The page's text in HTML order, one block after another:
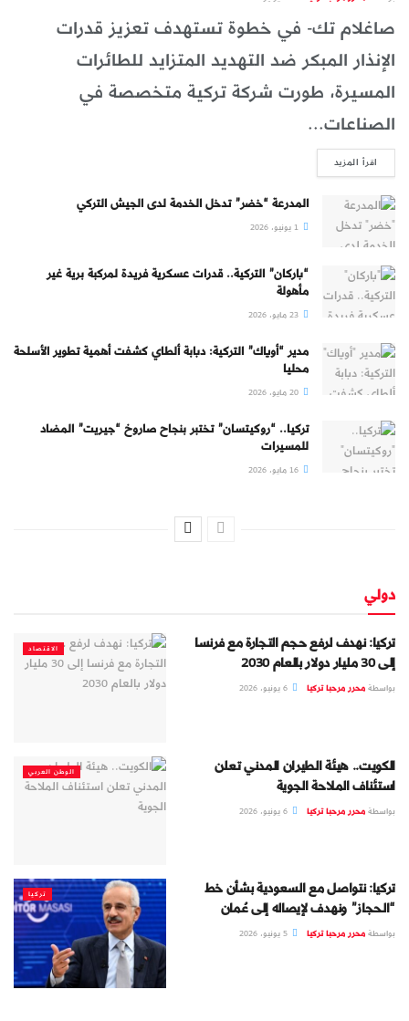
صاغلام تك- في خطوة تستهدف تعزيز قدرات
الإنذار المبكر ضد التهديد المتزايد للطائرات
المسيرة، طورت شركة تركية متخصصة في
الصناعات...
اقرأ المزيدDETAILS
المدرعة “خضر” تدخل الخدمة لدى الجيش التركي
“باركان” التركية.. قدرات عسكرية فريدة لمركبة برية غير
مأهولة
مدير “أوياك” التركية: دبابة ألطاي كشفت أهمية تطوير الأسلحة
محليا
تركيا.. “روكيتسان” تختبر بنجاح صاروخ “جيريت” المضاد
للمسيرات
دولي
الاقتصاد
تركيا: نهدف لرفع حجم التجارة مع فرنسا
إلى 30 مليار دولار بالعام 2030
بواسطةمحرر مرحبا تركيا
الوطن العربي
الكويت.. هيئة الطيران المدني تعلن
استئناف الملاحة الجوية
بواسطةمحرر مرحبا تركيا
تركيا
تركيا: نتواصل مع السعودية بشأن خط
“الحجاز” ونهدف لإيصاله إلى عُمان
بواسطةمحرر مرحبا تركيا